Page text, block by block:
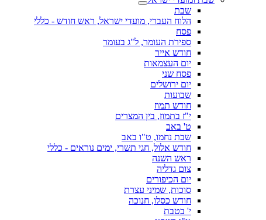
שבת
הלוח העברי, מועדי ישראל, ראש חודש - כללי
פסח
ספירת העומר, ל"ג בעומר
חודש אייר
יום העצמאות
פסח שני
יום ירושלים
שבועות
חודש תמוז
י"ז בתמוז, בין המצרים
ט' באב
שבת נחמו, ט"ו באב
חודש אלול, חגי תשרי, ימים נוראים - כללי
ראש השנה
צום גדליה
יום הכיפורים
סוכות, שמיני עצרת
חודש כסלו, חנוכה
י' בטבת